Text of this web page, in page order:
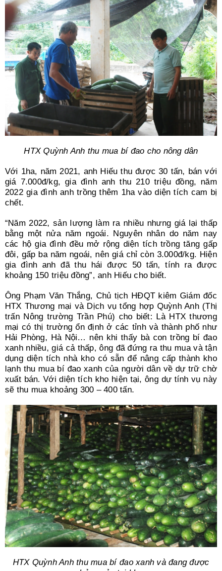
HTX Quỳnh Anh thu mua bí đao cho nông dân
Với 1ha, năm 2021, anh Hiếu thu được 30 tấn, bán với
giá 7.000đ/kg, gia đình anh thu 210 triệu đồng, năm
2022 gia đình anh trồng thêm 1ha vào diện tích cam bị
chết.
“Năm 2022, sản lượng làm ra nhiều nhưng giá lại thấp
bằng một nửa năm ngoái. Nguyên nhân do năm nay
các hộ gia đình đều mở rộng diện tích trồng tăng gấp
đôi, gấp ba năm ngoái, nên giá chỉ còn 3.000đ/kg. Hiện
gia đình anh đã thu hái được 50 tấn, tính ra được
khoảng 150 triệu đồng”, anh Hiếu cho biết.
Ông Phạm Văn Thắng, Chủ tịch HĐQT kiêm Giám đốc
HTX Thương mại và Dịch vụ tổng hợp Quỳnh Anh (Thị
trấn Nông trường Trần Phú) cho biết: Là HTX thương
mại có thị trường ổn định ở các tỉnh và thành phố như
Hải Phòng, Hà Nội… nên khi thấy bà con trồng bí đao
xanh nhiều, giá cả thấp, ông đã đứng ra thu mua và tận
dụng diện tích nhà kho có sẵn để nâng cấp thành kho
lạnh thu mua bí đao xanh của người dân về dự trữ chờ
xuất bán. Với diện tích kho hiện tại, ông dự tính vụ này
sẽ thu mua khoảng 300 – 400 tấn.
HTX Quỳnh Anh thu mua bí đao xanh và đang được